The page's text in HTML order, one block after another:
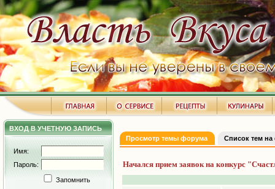
ВХОД В УЧЕТНУЮ ЗАПИСЬ
Имя:
Пароль:
Запомнить
Просмотр темы форума Список тем
Начался прием заявок на конкурс